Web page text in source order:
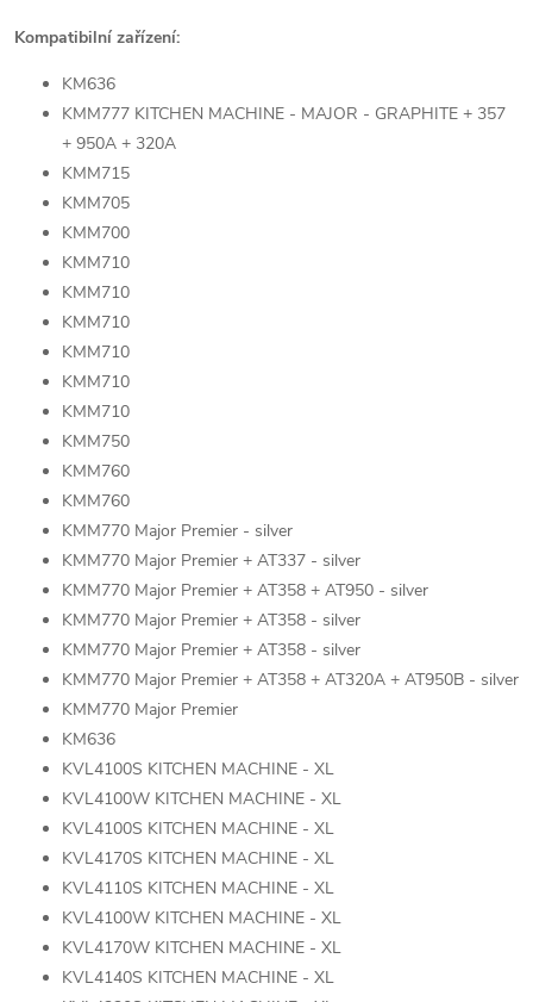
Kompatibilní zařízení:
KM636
KMM777 KITCHEN MACHINE - MAJOR - GRAPHITE + 357
+ 950A + 320A
KMM715
KMM705
KMM700
KMM710
KMM710
KMM710
KMM710
KMM710
KMM710
KMM750
KMM760
KMM760
KMM770 Major Premier - silver
KMM770 Major Premier + AT337 - silver
KMM770 Major Premier + AT358 + AT950 - silver
KMM770 Major Premier + AT358 - silver
KMM770 Major Premier + AT358 - silver
KMM770 Major Premier + AT358 + AT320A + AT950B - silver
KMM770 Major Premier
KM636
KVL4100S KITCHEN MACHINE - XL
KVL4100W KITCHEN MACHINE - XL
KVL4100S KITCHEN MACHINE - XL
KVL4170S KITCHEN MACHINE - XL
KVL4110S KITCHEN MACHINE - XL
KVL4100W KITCHEN MACHINE - XL
KVL4170W KITCHEN MACHINE - XL
KVL4140S KITCHEN MACHINE - XL